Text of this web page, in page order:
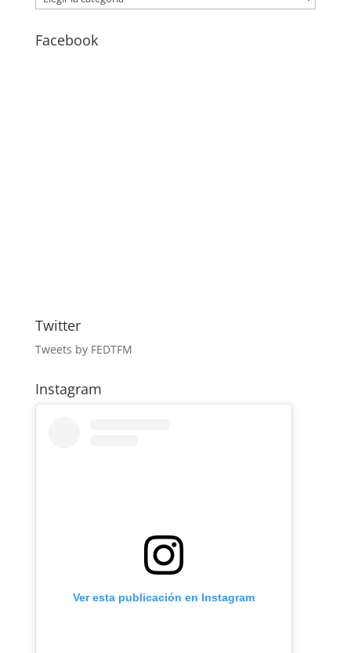
–
Facebook
Twitter
Tweets by FEDTFM
Instagram
Ver esta publicación en Instagram